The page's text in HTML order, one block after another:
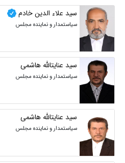
سید علاء الدین خادم
سیاستمدار و نماینده مجلس
سید عنایتالله هاشمی
سیاستمدار و نماینده مجلس
سید عنایتالله هاشمی
سیاستمدار و نماینده مجلس